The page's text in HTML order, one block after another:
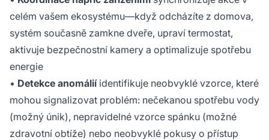
celém vašem ekosystému—když odcházíte z domova,
systém současně zamkne dveře, upraví termostat,
aktivuje bezpečnostní kamery a optimalizuje spotřebu
energie
• Detekce anomáliíidentifikuje neobvyklé vzorce, které
mohou signalizovat problém: nečekanou spotřebu vody
(možný únik), nepravidelné vzorce spánku (možné
zdravotní obtíže) nebo neobvyklé pokusy o přístup